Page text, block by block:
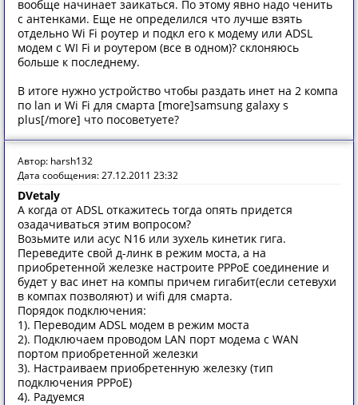
вообще начинает заикаться. По этому явно надо ченить
с антенками. Еще не определился что лучше взять
отдельно Wi Fi роутер и подкл его к модему или ADSL
модем с WI Fi и роутером (все в одном)? склоняюсь
больше к последнему.
В итоге нужно устройство чтобы раздать инет на 2 компа
по lan и Wi Fi для смарта [more]samsung galaxy s
plus[/more] что посоветуете?
Автор: harsh132
Дата сообщения: 27.12.2011 23:32
DVetaly
А когда от ADSL откажитесь тогда опять придется
озадачиваться этим вопросом?
Возьмите или асус N16 или зухель кинетик гига.
Переведите свой д-линк в режим моста, а на
приобретенной железке настроите РРРоЕ соединение и
будет у вас инет на компы причем гигабит(если сетевухи
в компах позволяют) и wifi для смарта.
Порядок подключения:
1). Переводим ADSL модем в режим моста
2). Подключаем проводом LAN порт модема с WAN
портом приобретенной железки
3). Настраиваем приобретенную железку (тип
подключения РРРоЕ)
4). Радуемся